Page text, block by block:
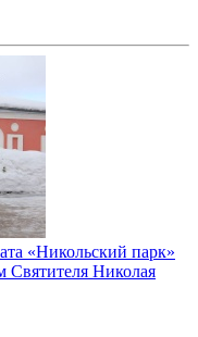
«Никольский парк»
Святителя Николая